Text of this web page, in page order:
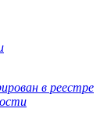
в реестре